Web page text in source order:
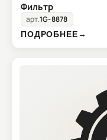
Фильтр
арт.1G-8878
ПОДРОБНЕЕ→